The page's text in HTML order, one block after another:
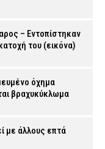
– Εντοπίστηκαν
του (εικόνα)
όχημα
βραχυκύκλωμα
με άλλους επτά